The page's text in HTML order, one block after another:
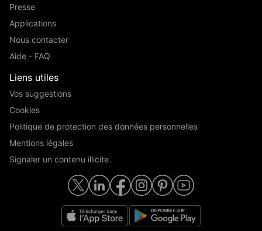
Presse
Applications
Nous contacter
Aide - FAQ
Liens utiles
Vos suggestions
Cookies
Politique de protection des données personnelles
Mentions légales
Signaler un contenu illicite